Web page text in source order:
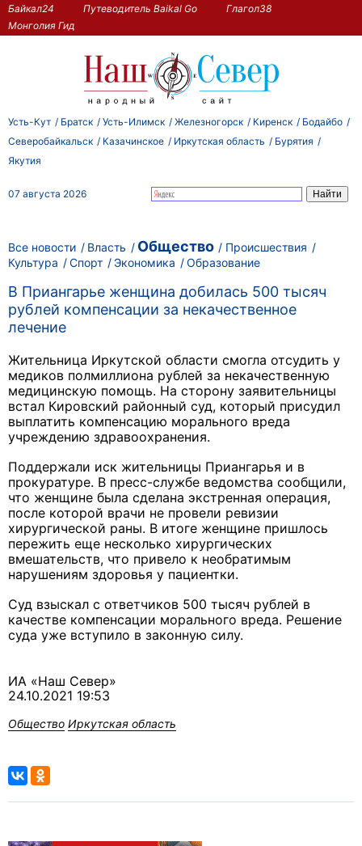
Байкал24 Путеводитель Baikal Go
Глагол38
Монголия Гид
Усть-Кут Братск Усть-Илимск Железногорск Киренск
Бодайбо
Северобайкальск
Казачинское Иркутская область
Бурятия
Якутия
07 августа 2026
Все новости Власть Общество
Происшествия
Культура
Спорт Экономика Образование
В Приангарье женщина добилась 500 тысяч
рублей компенсации за некачественное
лечение
Жительница Иркутской области смогла отсудить у
медиков полмиллиона рублей за некачественную
медицинскую помощь. На сторону заявительницы
встал Кировский районный суд, который присудил
выплатить компенсацию морального вреда
учреждению здравоохранения.
Поддержали иск жительницы Приангарья и в
прокуратуре. В пресс-службе ведомства сообщили,
что женщине была сделана экстренная операция,
после которой врачи не провели ревизии
хирургической раны. В итоге женщине пришлось
пережить еще несколько хирургических
вмешательств, что привело к необратимым
нарушениям здоровья у пациентки.
Суд взыскал с ответчиков 500 тысяч рублей в
качестве компенсации морального вреда. Решение
суда уже вступило в законную силу.
ИА «Наш Север»
24.10.2021 19:53
Общество Иркутская область